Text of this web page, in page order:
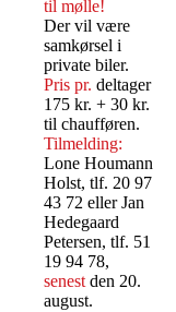
til mølle!
Der vil være
samkørsel i
private biler.
Pris pr. deltager
175 kr. + 30 kr.
til chaufføren.
Tilmelding:
Lone Houmann
Holst, tlf. 20 97
43 72 eller Jan
Hedegaard
Petersen, tlf. 51
19 94 78,
senest den 20.
august.